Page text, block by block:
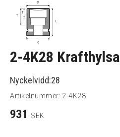
2-4K28 Krafthylsa
Nyckelvidd:28
Artikelnummer: 2-4K28
931 SEK